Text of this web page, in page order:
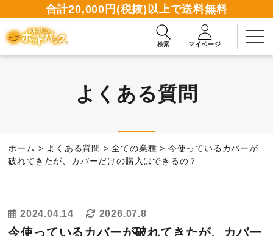
合計20,000円(税抜)以上で送料無料
検索 マイページ
資料請求ダウンロード
使い方ガイド
よくある質問
ホーム > よくある質問 >全ての業種 > 今使っているカバーが
破れてきたが、カバーだけの購入はできるの？
2024.04.14 2026.07.8
今使っているカバーが破れてきたが、カバー